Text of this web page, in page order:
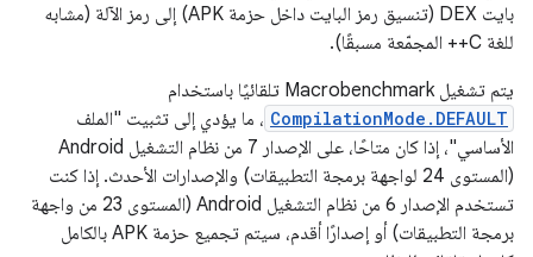
بايت DEX (تنسيق رمز البايت داخل حزمة APK) إلى رمز الآلة (مشابه
للغة C++ المجمّعة مسبقًا).
يتم تشغيل Macrobenchmark تلقائيًا باستخدام
CompilationMode.DEFAULT ، ما يؤدي إلى تثبيت "الملف
الأساسي"، إذا كان متاحًا، على الإصدار 7 من نظام التشغيل Android
(المستوى 24 لواجهة برمجة التطبيقات) والإصدارات الأحدث. إذا كنت
تستخدم الإصدار 6 من نظام التشغيل Android (المستوى 23 من واجهة
برمجة التطبيقات) أو إصدارًا أقدم، سيتم تجميع حزمة APK بالكامل